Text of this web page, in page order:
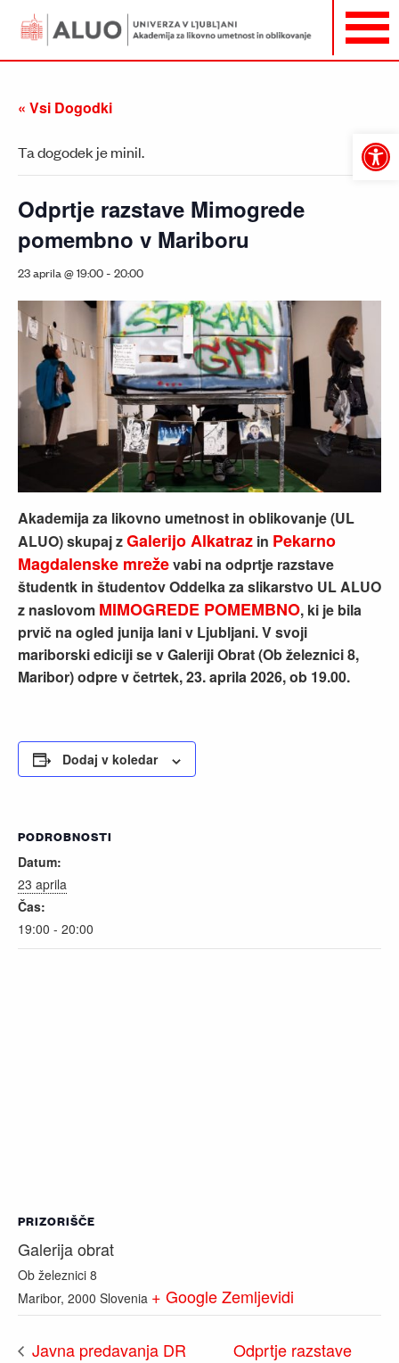
Open
toolbar
« Vsi Dogodki
Ta dogodek je minil.
Odprtje razstave Mimogrede
pomembno v Mariboru
23 aprila @ 19:00 - 20:00
Akademija za likovno umetnost in oblikovanje (UL
ALUO) skupaj zGalerijo Alkatraz in Pekarno
Magdalenske mreževabi na odprtje razstave
študentk in študentov Oddelka za slikarstvo UL ALUO
z naslovom MIMOGREDE POMEMBNO, ki je bila
prvič na ogled junija lani v Ljubljani. V svoji
mariborski ediciji se v Galeriji Obrat (Ob železnici 8,
Maribor) odpre v četrtek, 23. aprila 2026, ob 19.00.
Dodaj v koledar
PODROBNOSTI
Datum:
23 aprila
Čas:
19:00 - 20:00
PRIZORIŠČE
Galerija obrat
Ob železnici 8
Maribor, 2000 Slovenia + Google Zemljevidi
Javna predavanja DR
Odprtje razstave